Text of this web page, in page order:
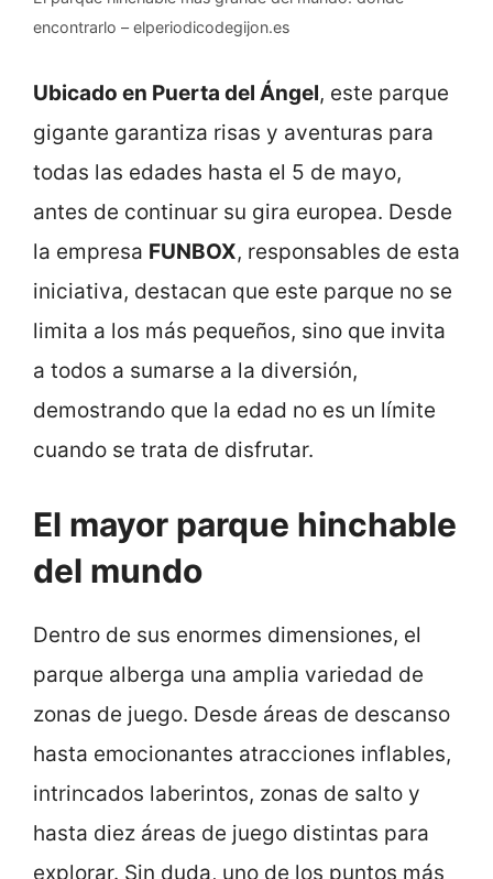
encontrarlo – elperiodicodegijon.es
Ubicado en Puerta del Ángel, este parque
gigante garantiza risas y aventuras para
todas las edades hasta el 5 de mayo,
antes de continuar su gira europea. Desde
la empresa FUNBOX, responsables de esta
iniciativa, destacan que este parque no se
limita a los más pequeños, sino que invita
a todos a sumarse a la diversión,
demostrando que la edad no es un límite
cuando se trata de disfrutar.
El mayor parque hinchable
del mundo
Dentro de sus enormes dimensiones, el
parque alberga una amplia variedad de
zonas de juego. Desde áreas de descanso
hasta emocionantes atracciones inflables,
intrincados laberintos, zonas de salto y
hasta diez áreas de juego distintas para
explorar. Sin duda, uno de los puntos más